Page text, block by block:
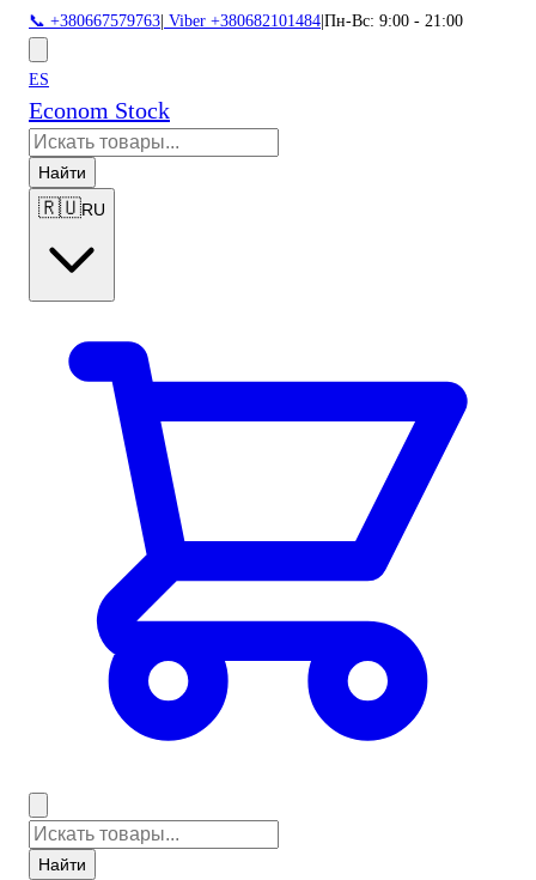
📞 +380667579763 Viber +380682101484 Пн-Вс: 9:00 - 21:00
ES
Econom Stock
Найти
🇷🇺RU
Найти